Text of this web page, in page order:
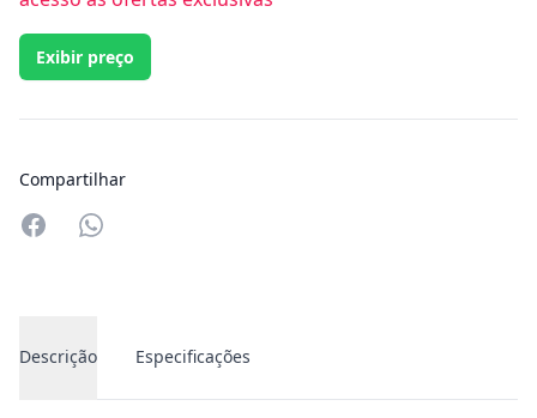
Exibir preço
Compartilhar
Compartilhar no Whatsapp
Descrição Especificações